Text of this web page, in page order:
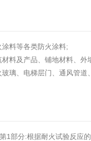
料等各类防火涂料;
料及产品、铺地材料、外
璃、电梯层门、通风管
1部分:根据耐火试验反应